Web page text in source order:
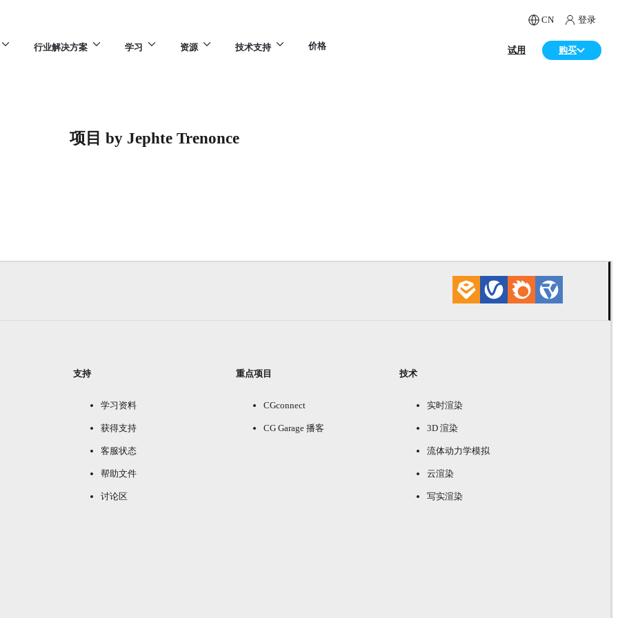
CN 登录
行业解决方案 学习 资源 技术支持 价格 试用 购买
项目 by Jephte Trenonce
支持
学习资料
获得支持
客服状态
帮助文件
讨论区
重点项目
CGconnect
CG Garage 播客
技术
实时渲染
3D 渲染
流体动力学模拟
云渲染
写实渲染